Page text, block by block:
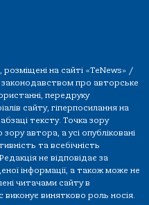
розміщені на сайті «TeNews» /
законодавством про авторське
передруку
сайту, гіперпосилання на
тексту. Точка зору
автора, а усі опубліковані
та всебічність
не відповідає за
інформації, а також може не
читачами сайту в
винятково роль носія.